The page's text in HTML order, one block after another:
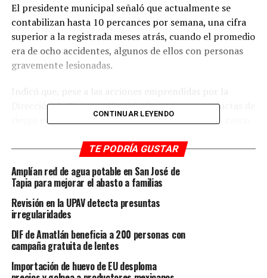
El presidente municipal señaló que actualmente se
contabilizan hasta 10 percances por semana, una cifra
superior a la registrada meses atrás, cuando el promedio
era de ocho accidentes, algunos de ellos con personas
gravemente lesionadas.
Indicó que, pese a las acciones emprendidas por la
Dirección de Tránsito Municipal, persisten conductas de
riesgo entre los motociclistas, como conducir sin casco
bajo los efectos del alcohol o transportar a menores sin
Ante este panorama, anunció que el programa de
prevención será permanente y estará acompañado por
un reforzamiento de los operativos de supervisión,
principalmente durante los fines de semana, cuando se
registra la mayor incidencia de accidentes.
Las acciones incluirán retenes y recorridos de vigilancia
CONTINUAR LEYENDO
TE PODRÍA GUSTAR
Amplían red de agua potable en San José de
Tapia para mejorar el abasto a familias
Revisión en la UPAV detecta presuntas
irregularidades
DIF de Amatlán beneficia a 200 personas con
campaña gratuita de lentes
Importación de huevo de EU desploma